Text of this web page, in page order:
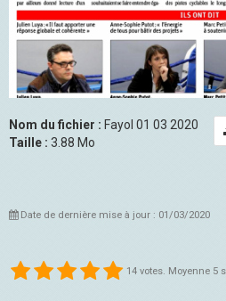
Nom du fichier : Fayol 01 03 2020
Taille : 3.88 Mo
Date de dernière mise à jour : 01/03/2020
14 votes. Moyenne 5